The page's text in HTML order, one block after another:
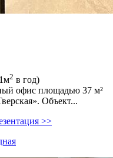
2 в год)
офис площадью 37 м²
Объект...
>>